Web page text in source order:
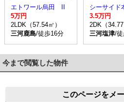
エトワール烏田 II
5万円
2LDK（57.54㎡）
三河鹿島/徒歩16分
シーサイド
3.5万円
2DK（34.77
三河塩津/徒
今まで閲覧した物件
このページをメ